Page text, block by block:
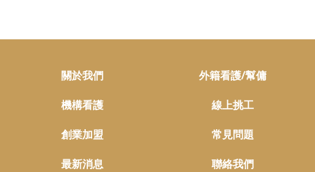
關於我們 外籍看護/幫傭
機構看護 線上挑工
創業加盟 常見問題
最新消息 聯絡我們